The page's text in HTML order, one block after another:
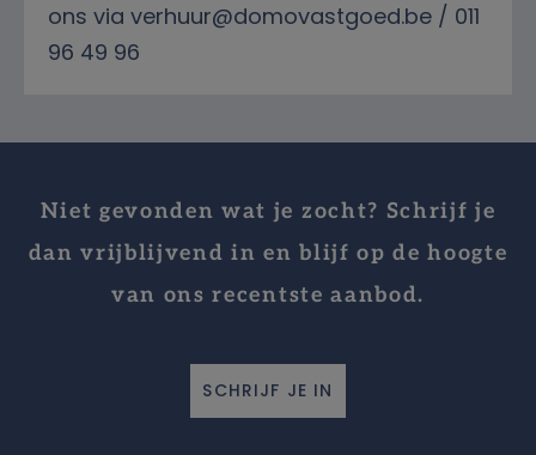
ons via verhuur@domovastgoed.be / 011
96 49 96
Niet gevonden wat je zocht? Schrijf je
dan vrijblijvend in en blijf op de hoogte
van ons recentste aanbod.
SCHRIJF JE IN